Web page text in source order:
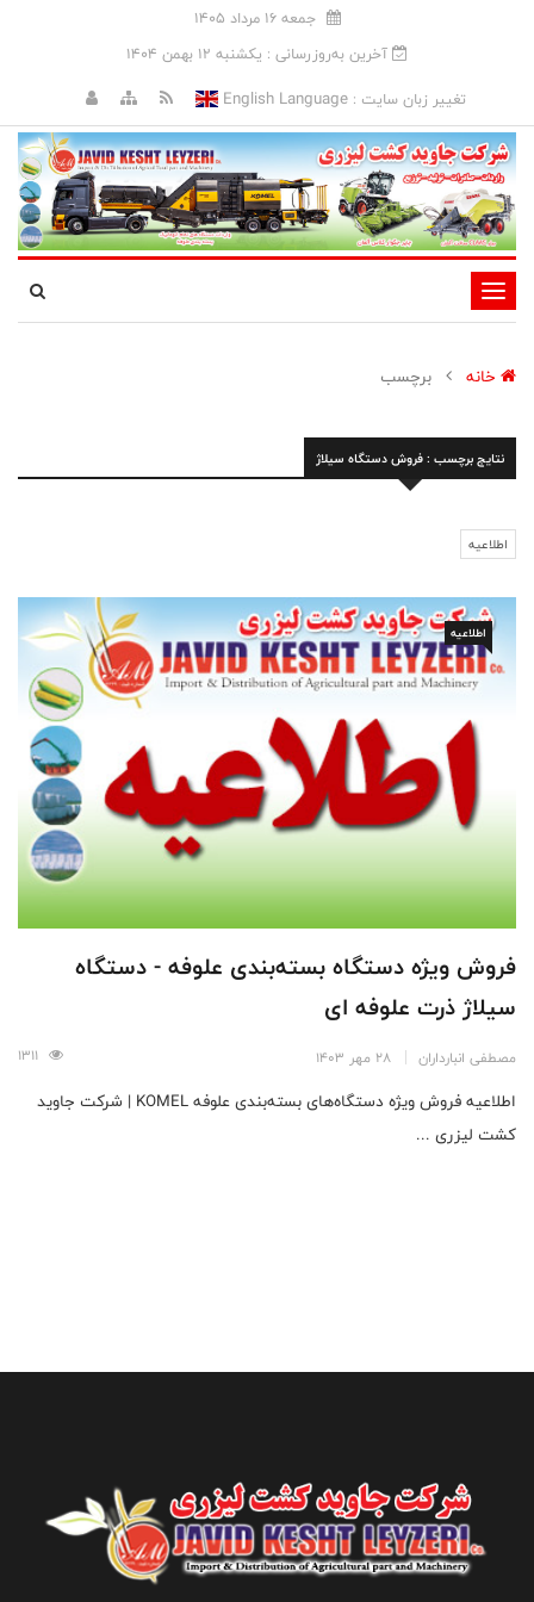
جمعه 16 مرداد 1405
آخرین به‌روزرسانی : يکشنبه 12 بهمن 1404
تغییر زبان سایت :English Language
تغییر
وضعیت
ناوبری
خانه برچسب
نتایج برچسب : فروش دستگاه سیلاژ
اطلاعیه
اطلاعیه
فروش ویژه دستگاه‌ بسته‌بندی علوفه - دستگاه
سیلاژ ذرت علوفه ای
مصطفی انبارداران 28 مهر 1403
اطلاعیه فروش ویژه دستگاه‌های بسته‌بندی علوفه KOMEL | شرکت جاوید
کشت لیزری ...